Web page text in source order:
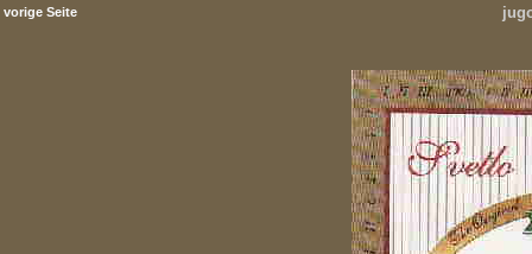
vorige Seite